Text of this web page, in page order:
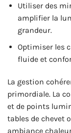
Utiliser des
amplifier la
grandeur.
Optimiser les
fluide et
La gestion
primordiale. La
et de points
tables de chevet
ambiance